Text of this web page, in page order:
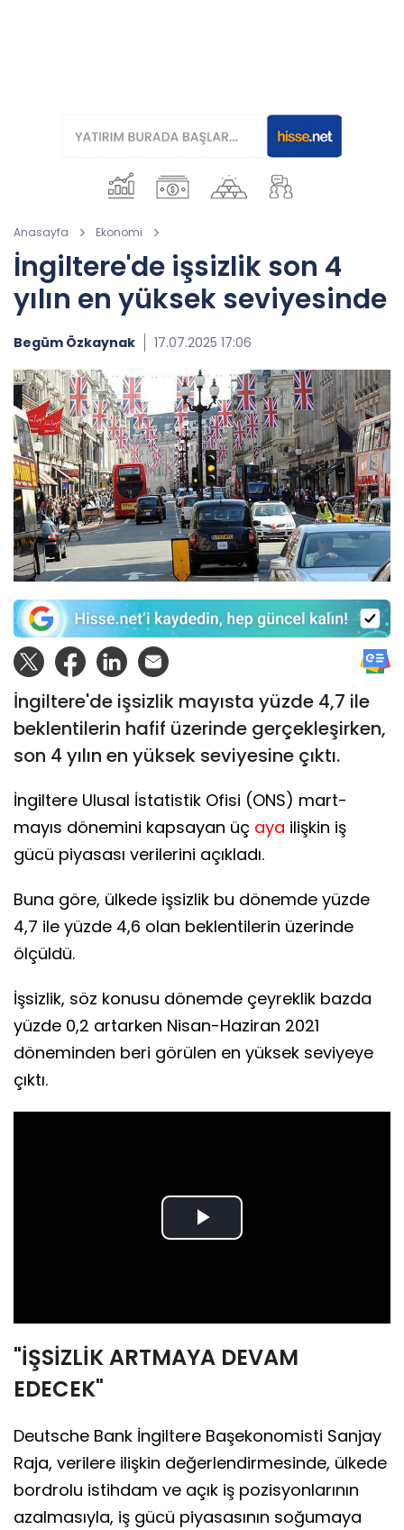
Anasayfa Ekonomi
İngiltere'de işsizlik son 4
yılın en yüksek seviyesinde
Begüm Özkaynak 17.07.2025 17:06
İngiltere'de işsizlik mayısta yüzde 4,7 ile
beklentilerin hafif üzerinde gerçekleşirken,
son 4 yılın en yüksek seviyesine çıktı.
İngiltere Ulusal İstatistik Ofisi (ONS) mart-
mayıs dönemini kapsayan üç aya ilişkin iş
gücü piyasası verilerini açıkladı.
Buna göre, ülkede işsizlik bu dönemde yüzde
4,7 ile yüzde 4,6 olan beklentilerin üzerinde
ölçüldü.
İşsizlik, söz konusu dönemde çeyreklik bazda
yüzde 0,2 artarken Nisan-Haziran 2021
döneminden beri görülen en yüksek seviyeye
çıktı.
Play
"İŞSİZLİK ARTMAYA DEVAM
EDECEK"
Deutsche Bank İngiltere Başekonomisti Sanjay
Raja, verilere ilişkin değerlendirmesinde, ülkede
bordrolu istihdam ve açık iş pozisyonlarının
azalmasıyla, iş gücü piyasasının soğumaya